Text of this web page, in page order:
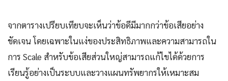
จากตารางเปรียบเทียบจะเห็นว่าข้อดีมีมากกว่าข้อเสียอย่าง
ชัดเจน โดยเฉพาะในแง่ของประสิทธิภาพและความสามารถใน
การ Scale สำหรับข้อเสียส่วนใหญ่สามารถแก้ไขได้ด้วยการ
เรียนรู้อย่างเป็นระบบและวางแผนทรัพยากรให้เหมาะสม